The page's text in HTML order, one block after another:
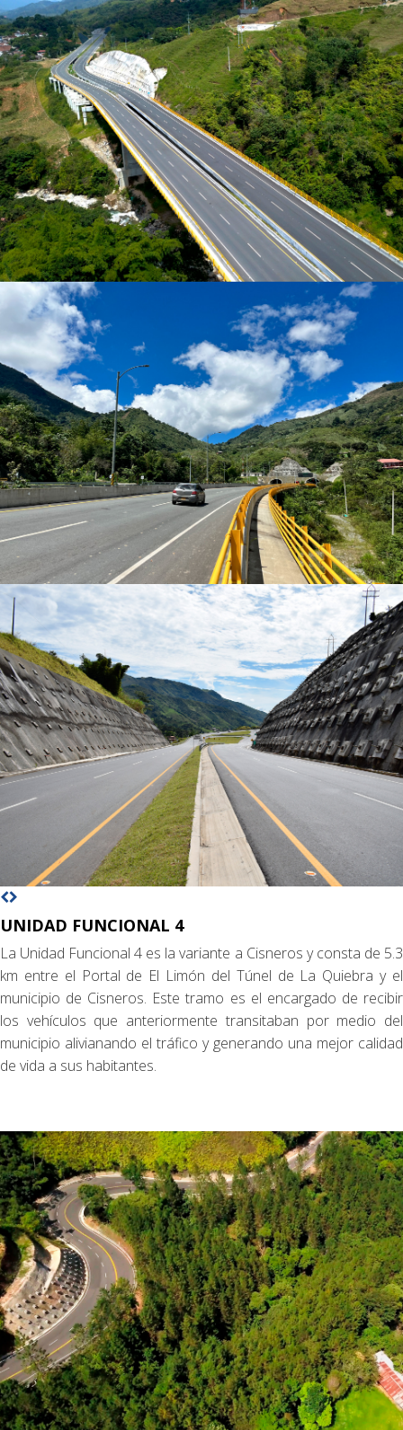
UNIDAD FUNCIONAL 4
La Unidad Funcional 4 es la variante a Cisneros y consta de 5.3
km entre el Portal de El Limón del Túnel de La Quiebra y el
municipio de Cisneros. Este tramo es el encargado de recibir
los vehículos que anteriormente transitaban por medio del
municipio alivianando el tráfico y generando una mejor calidad
de vida a sus habitantes.